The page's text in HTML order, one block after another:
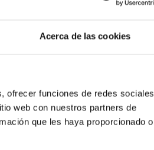
Acerca de las cookies
ofrecer funciones de redes sociales
web con nuestros partners de
que les haya proporcionado o